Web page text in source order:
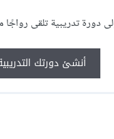
دورة تدريبية تلقى
أنشئ دورتك